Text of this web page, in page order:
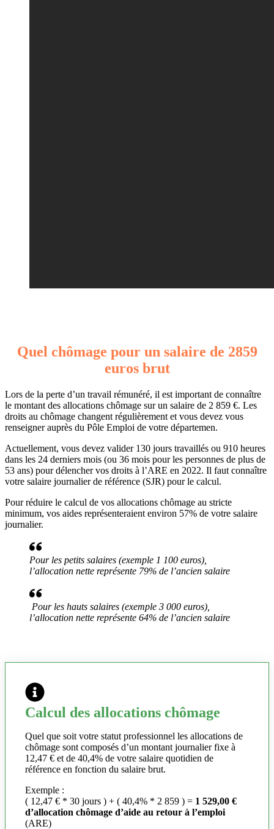
Quel chômage pour un salaire de 2859
euros brut
Lors de la perte d’un travail rémunéré, il est important de connaître
le montant des allocations chômage sur un salaire de 2 859 €. Les
droits au chômage changent régulièrement et vous devez vous
renseigner auprès du Pôle Emploi de votre départemen.
Actuellement, vous devez valider 130 jours travaillés ou 910 heures
dans les 24 derniers mois (ou 36 mois pour les personnes de plus de
53 ans) pour délencher vos droits à l’ARE en 2022. Il faut connaître
votre salaire journalier de référence (SJR) pour le calcul.
Pour réduire le calcul de vos allocations chômage au stricte
minimum, vos aides représenteraient environ 57% de votre salaire
journalier.
Pour les petits salaires (exemple 1 100 euros),
l’allocation nette représente 79% de l’ancien salaire
Pour les hauts salaires (exemple 3 000 euros),
l’allocation nette représente 64% de l’ancien salaire
Calcul des allocations chômage
Quel que soit votre statut professionnel les allocations de
chômage sont composés d’un montant journalier fixe à
12,47 € et de 40,4% de votre salaire quotidien de
référence en fonction du salaire brut.
Exemple :
( 12,47 € * 30 jours ) + ( 40,4% * 2 859 ) = 1 529,00 €
d’allocation chômage d’aide au retour à l’emploi
(ARE)